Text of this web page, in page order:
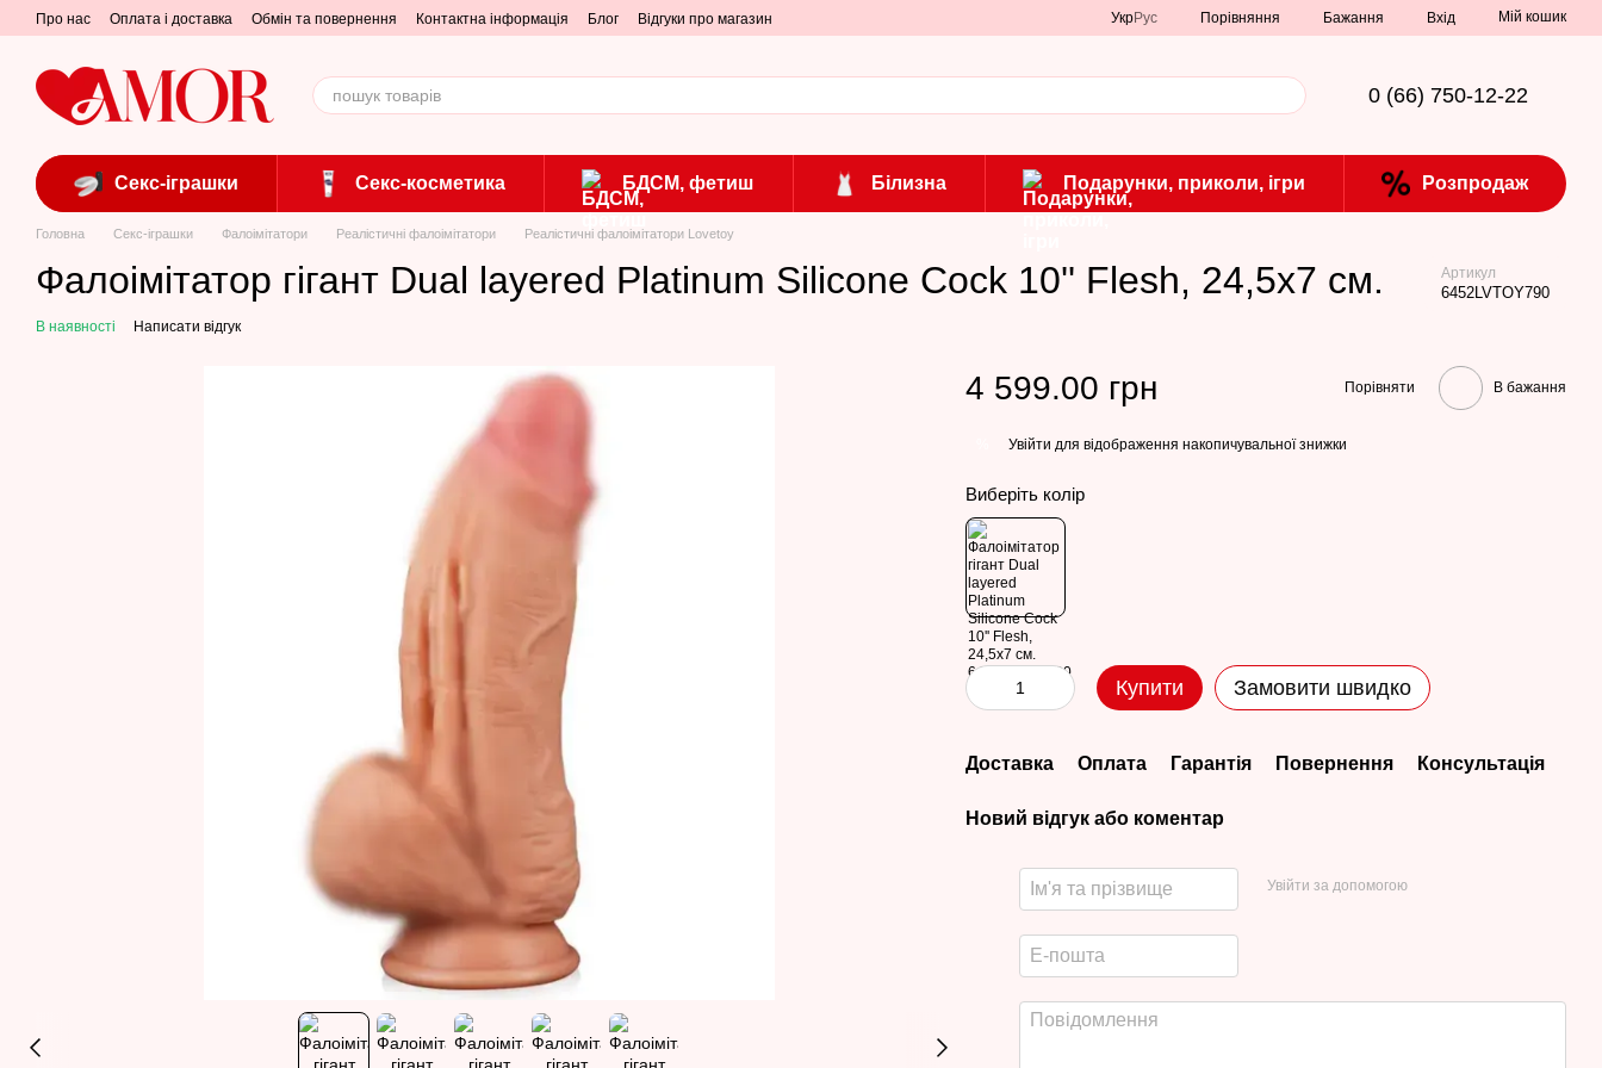
Перейти до основного контенту
Про нас Оплата і доставка Обмін та повернення Контактна інформація Блог Відгуки про магазин УкрРус Порівняння Бажання Вхід Мій кошик
0 (66) 750-12-22
Секс-іграшки Секс-косметика БДСМ, фетиш Білизна Подарунки, приколи, ігри Розпродаж
Головна Секс-іграшки Фалоімітатори Реалістичні фалоімітатори Реалістичні фалоімітатори Lovetoy
Фалоімітатор гігант Dual layered Platinum Silicone Cock 10'' Flesh, 24,5х7 см. Артикул
6452LVTOY790
В наявності Написати відгук
4 599.00 грн Порівняти В бажання
Увійти для відображення накопичувальної знижки
Виберіть колір
Купити Замовити швидко
Доставка Оплата Гарантія Повернення Консультація
Новий відгук або коментар
Увійти за допомогою